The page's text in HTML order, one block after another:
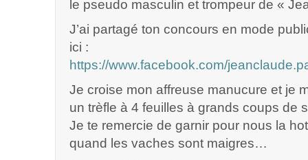
le pseudo masculin et trompeur de «
J’ai partagé ton concours en mode
ici :
https://www.facebook.com/
Je croise mon affreuse manucure et je
un trèfle à 4 feuilles à grands coups de
Je te remercie de garnir pour nous la
quand les vaches sont maigres…